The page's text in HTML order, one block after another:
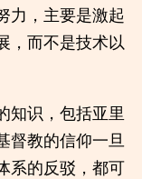
力，主要是激起
，而不是技术以
知识，包括亚里
督教的信仰一旦
系的反驳，都可